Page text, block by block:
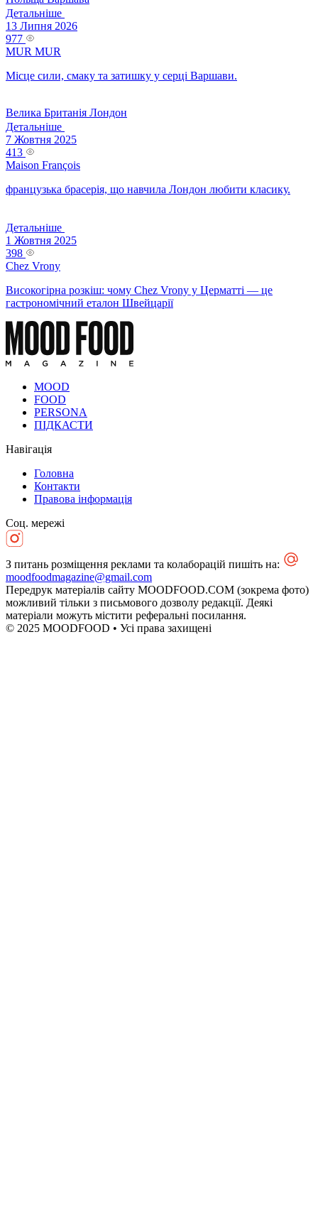
Детальніше
13 Липня 2026
977
MUR MUR
Місце сили, смаку та затишку у серці Варшави.
Велика Британія Лондон
Детальніше
7 Жовтня 2025
413
Maison François
французька брасерія, що навчила Лондон любити класику.
Детальніше
1 Жовтня 2025
398
Chez Vrony
Високогірна розкіш: чому Chez Vrony у Церматті — це
гастрономічний еталон Швейцарії
MOOD
FOOD
PERSONA
ПІДКАСТИ
Навігація
Головна
Контакти
Правова інформація
Соц. мережі
З питань розміщення реклами та колаборацій пишіть на:
moodfoodmagazine@gmail.com
Передрук матеріалів сайту MOODFOOD.COM (зокрема фото)
можливий тільки з письмового дозволу редакції. Деякі
матеріали можуть містити реферальні посилання.
© 2025 MOODFOOD • Усі права захищені